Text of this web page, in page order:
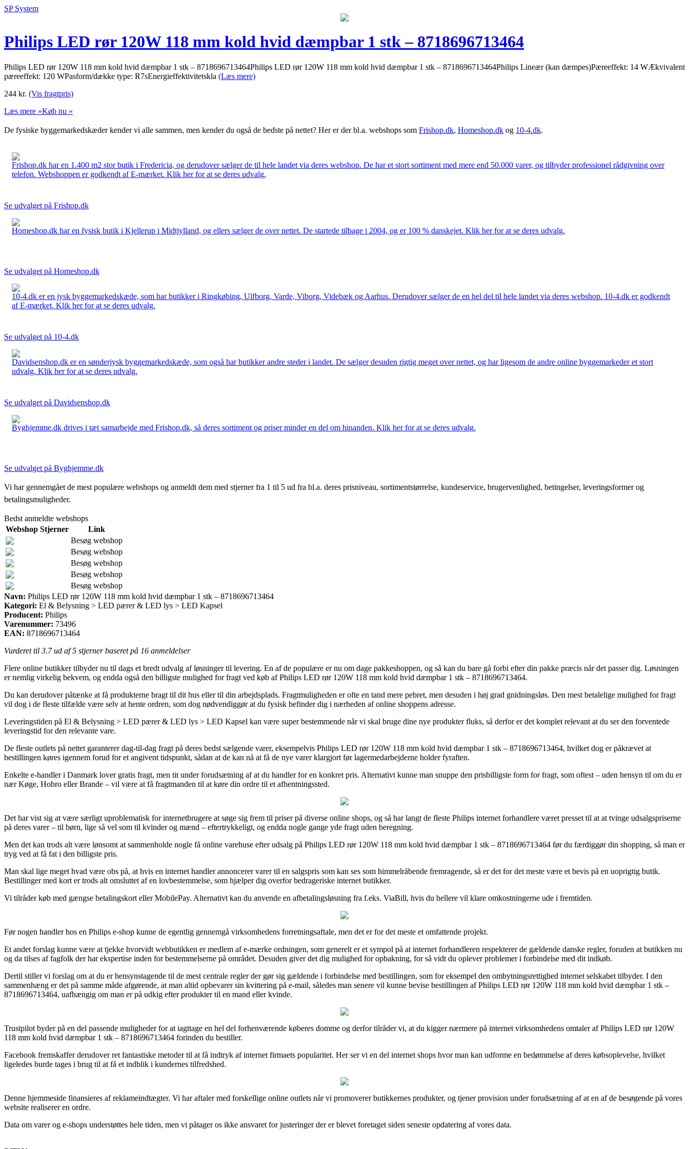
SP System
Philips LED rør 120W 118 mm kold hvid dæmpbar 1 stk – 8718696713464
Philips LED rør 120W 118 mm kold hvid dæmpbar 1 stk – 8718696713464Philips LED rør 120W 118 mm kold hvid dæmpbar 1 stk – 8718696713464Philips Lineær (kan dæmpes)Pæreeffekt: 14 WÆkvivalent
pæreeffekt: 120 WPasform/dække type: R7sEnergieffektivitetskla (Læs mere)
244 kr. (Vis fragtpris)
Læs mere »Køb nu »
De fysiske byggemarkedskæder kender vi alle sammen, men kender du også de bedste på nettet? Her er der bl.a. webshops som Frishop.dk, Homeshop.dk og 10-4.dk.
Frishop.dk har en 1.400 m2 stor butik i Fredericia, og derudover sælger de til hele landet via deres webshop. De har et stort sortiment med mere end 50.000 varer, og tilbyder professionel rådgivning over
telefon. Webshoppen er godkendt af E-mærket. Klik her for at se deres udvalg.
Se udvalget på Frishop.dk
Homeshop.dk har en fysisk butik i Kjellerup i Midtjylland, og ellers sælger de over nettet. De startede tilbage i 2004, og er 100 % danskejet. Klik her for at se deres udvalg.
Se udvalget på Homeshop.dk
10-4.dk er en jysk byggemarkedskæde, som har butikker i Ringkøbing, Ulfborg, Varde, Viborg, Videbæk og Aarhus. Derudover sælger de en hel del til hele landet via deres webshop. 10-4.dk er godkendt
af E-mærket. Klik her for at se deres udvalg.
Se udvalget på 10-4.dk
Davidsenshop.dk er en sønderjysk byggemarkedskæde, som også har butikker andre steder i landet. De sælger desuden rigtig meget over nettet, og har ligesom de andre online byggemarkeder et stort
udvalg. Klik her for at se deres udvalg.
Se udvalget på Davidsenshop.dk
Byghjemme.dk drives i tæt samarbejde med Frishop.dk, så deres sortiment og priser minder en del om hinanden. Klik her for at se deres udvalg.
Se udvalget på Byghjemme.dk
Vi har gennemgået de mest populære webshops og anmeldt dem med stjerner fra 1 til 5 ud fra bl.a. deres prisniveau, sortimentstørrelse, kundeservice, brugervenlighed, betingelser, leveringsformer og
betalingsmuligheder.
Bedst anmeldte webshops
Webshop Stjerner
Link
Besøg webshop
Besøg webshop
Besøg webshop
Besøg webshop
Besøg webshop
Navn: Philips LED rør 120W 118 mm kold hvid dæmpbar 1 stk – 8718696713464
Kategori: El & Belysning > LED pærer & LED lys > LED Kapsel
Producent: Philips
Varenummer: 73496
EAN: 8718696713464
Vurderet til 3.7ud af 5 stjerner baseret på 16 anmeldelser
Flere online butikker tilbyder nu til dags et bredt udvalg af løsninger til levering. En af de populære er nu om dage pakkeshoppen, og så kan du bare gå forbi efter din pakke præcis når det passer dig. Løsningen
er nemlig virkelig bekvem, og endda også den billigste mulighed for fragt ved køb af Philips LED rør 120W 118 mm kold hvid dæmpbar 1 stk – 8718696713464.
Du kan derudover påtænke at få produkterne bragt til dit hus eller til din arbejdsplads. Fragtmuligheden er ofte en tand mere pebret, men desuden i høj grad gnidningsløs. Den mest betalelige mulighed for fragt
vil dog i de fleste tilfælde være selv at hente ordren, som dog nødvendiggør at du fysisk befinder dig i nærheden af online shoppens adresse.
Leveringstiden på El & Belysning > LED pærer & LED lys > LED Kapsel kan være super bestemmende når vi skal bruge dine nye produkter fluks, så derfor er det komplet relevant at du ser den forventede
leveringstid for den relevante vare.
De fleste outlets på nettet garanterer dag-til-dag fragt på deres bedst sælgende varer, eksempelvis Philips LED rør 120W 118 mm kold hvid dæmpbar 1 stk – 8718696713464, hvilket dog er påkrævet at
bestillingen køres igennem forud for et angivent tidspunkt, sådan at de kan nå at få de nye varer klargjort før lagermedarbejderne holder fyraften.
Enkelte e-handler i Danmark lover gratis fragt, men tit under forudsætning af at du handler for en konkret pris. Alternativt kunne man snuppe den prisbilligste form for fragt, som oftest – uden hensyn til om du er
nær Køge, Hobro eller Brande – vil være at få fragtmanden til at køre din ordre til et afhentningssted.
Det har vist sig at være særligt uproblematisk for internetbrugere at søge sig frem til priser på diverse online shops, og så har langt de fleste Philips internet forhandlere været presset til at at tvinge udsalgspriserne
på deres varer – til børn, lige så vel som til kvinder og mænd – eftertrykkeligt, og endda nogle gange yde fragt uden beregning.
Men det kan trods alt være lønsomt at sammenholde nogle få online varehuse efter udsalg på Philips LED rør 120W 118 mm kold hvid dæmpbar 1 stk – 8718696713464 før du færdiggør din shopping, så man er
tryg ved at få fat i den billigste pris.
Man skal lige meget hvad være obs på, at hvis en internet handler annoncerer varer til en salgspris som kan ses som himmelråbende fremragende, så er det for det meste være et bevis på en uoprigtig butik.
Bestillinger med kort er trods alt omsluttet af en lovbestemmelse, som hjælper dig overfor bedrageriske internet butikker.
Vi tilråder køb med gængse betalingskort eller MobilePay. Alternativt kan du anvende en afbetalingsløsning fra f.eks. ViaBill, hvis du hellere vil klare omkostningerne ude i fremtiden.
Før nogen handler hos en Philips e-shop kunne de egentlig gennemgå virksomhedens forretningsaftale, men det er for det meste et omfattende projekt.
Et andet forslag kunne være at tjekke hvorvidt webbutikken er medlem af e-mærke ordningen, som generelt er et sympol på at internet forhandleren respekterer de gældende danske regler, foruden at butikken nu
og da tilses af fagfolk der har ekspertise inden for bestemmelserne på området. Desuden giver det dig mulighed for opbakning, for så vidt du oplever problemer i forbindelse med dit indkøb.
Dertil stiller vi forslag om at du er hensynstagende til de mest centrale regler der gør sig gældende i forbindelse med bestillingen, som for eksempel den ombytningsrettighed internet selskabet tilbyder. I den
sammenhæng er det på samme måde afgørende, at man altid opbevarer sin kvittering på e-mail, således man senere vil kunne bevise bestillingen af Philips LED rør 120W 118 mm kold hvid dæmpbar 1 stk –
8718696713464, uafhængig om man er på udkig efter produkter til en mand eller kvinde.
Trustpilot byder på en del passende muligheder for at iagttage en hel del forhenværende køberes domme og derfor tilråder vi, at du kigger nærmere på internet virksomhedens omtaler af Philips LED rør 120W
118 mm kold hvid dæmpbar 1 stk – 8718696713464 forinden du bestiller.
Facebook fremskaffer derudover ret fantastiske metoder til at få indtryk af internet firmaets popularitet. Her ser vi en del internet shops hvor man kan udforme en bedømmelse af deres købsoplevelse, hvilket
ligeledes burde tages i brug til at få et indblik i kundernes tilfredshed.
Denne hjemmeside finansieres af reklameindtægter. Vi har aftaler med forskellige online outlets når vi promoverer butikkernes produkter, og tjener provision under forudsætning af at en af de besøgende på vores
website realiserer en ordre.
Data om varer og e-shops understøttes hele tiden, men vi påtager os ikke ansvaret for justeringer der er blevet foretaget siden seneste opdatering af vores data.